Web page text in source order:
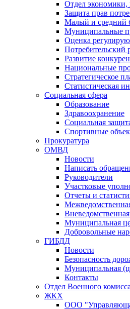
Отдел экономики,
Защита прав
Малый и средний
Муниципальные
Оценка
Потребительский
Развитие
Национальные
Стратегическое
Статистическая
Социальная сфера
Образование
Здравоохранение
Социальная
Спортивные
Прокуратура
ОМВД
Новости
Написать
Руководители
Участковые
Отчеты и
Муниципальная
Добровольные
ГИБДД
Новости
Безопасность
Муниципальная
Контакты
Отдел Военного
ЖКХ
ООО